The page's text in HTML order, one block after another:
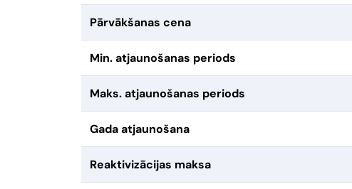
Pārvākšanas cena
Min. atjaunošanas periods
Maks. atjaunošanas periods
Gada atjaunošana
Reaktivizācijas maksa